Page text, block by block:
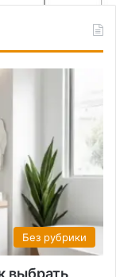
Без рубрики
выбрать